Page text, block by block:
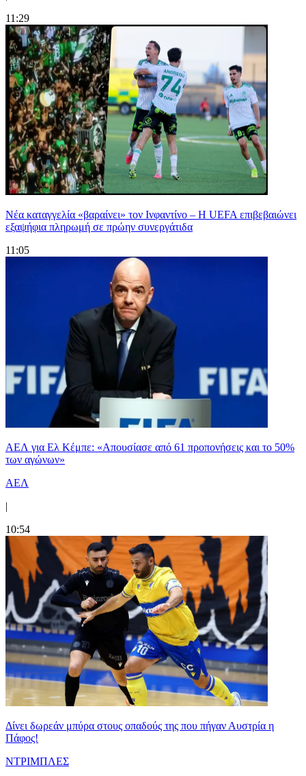
11:29
Νέα καταγγελία «βαραίνει» τον Ινφαντίνο – Η UEFA επιβεβαιώνει
εξαψήφια πληρωμή σε πρώην συνεργάτιδα
11:05
ΑΕΛ για Ελ Κέμπε: «Απουσίασε από 61 προπονήσεις και το 50%
των αγώνων»
ΑΕΛ
|
10:54
Δίνει δωρεάν μπύρα στους οπαδούς της που πήγαν Αυστρία η
Πάφος!
ΝΤΡΙΜΠΛΕΣ